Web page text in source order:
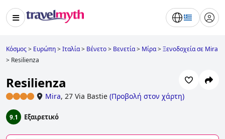
Κόσμος> Ευρώπη>Ιταλία> Βένετο> Βενετία> Μίρα>Ξενοδοχεία σε Mira
> Resilienza
Resilienza
Mira, 27 Via Bastie (Προβολή στον χάρτη)
9.1 Εξαιρετικό